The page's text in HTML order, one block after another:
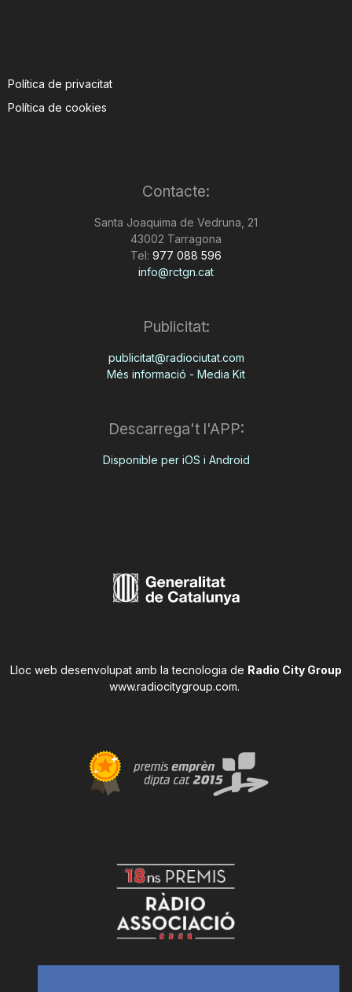
Política de privacitat
Política de cookies
Contacte:
Santa Joaquima de Vedruna, 21
43002 Tarragona
Tel: 977 088 596
info@rctgn.cat
Publicitat:
publicitat@radiociutat.com
Més informació - Media Kit
Descarrega't l'APP:
Disponible per iOS i Android
Lloc web desenvolupat amb la tecnologia de Radio City Group
www.radiocitygroup.com.